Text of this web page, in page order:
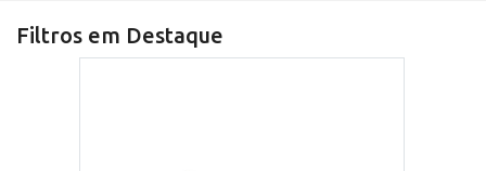
Filtros em Destaque